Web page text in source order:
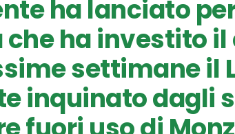
ha lanciato
ha investito il
settimane il
inquinato dagli